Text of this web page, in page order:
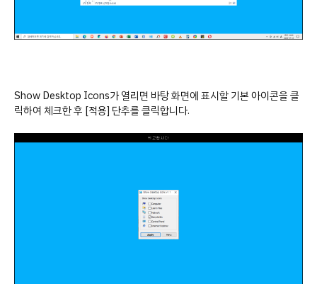
Show Desktop Icons가 열리면 바탕 화면에 표시할 기본 아이콘을 클
릭하여 체크한 후 [적용] 단추를 클릭합니다.